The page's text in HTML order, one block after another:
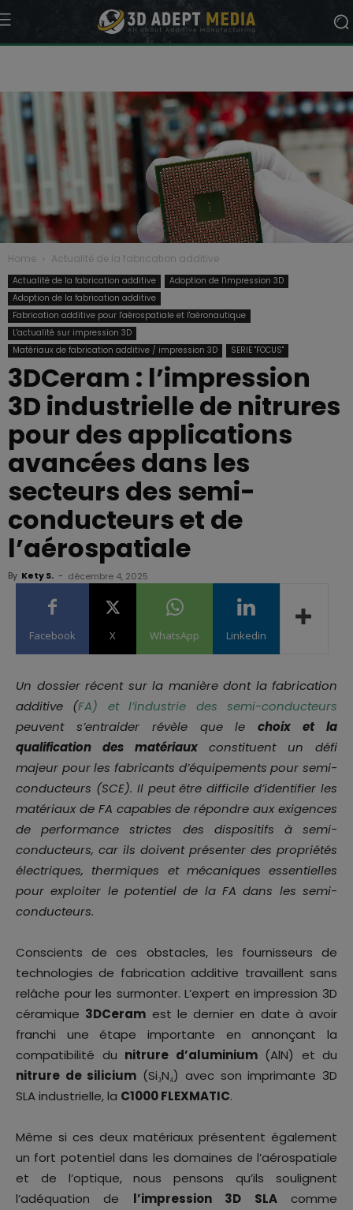
Home Actualité de la fabrication additive
Actualité de la fabrication additive
Adoption de l'impression 3D
Adoption de la fabrication additive
Fabrication additive pour l'aérospatiale et l'aéronautique
L'actualité sur impression 3D
Matériaux de fabrication additive / impression 3D
SERIE "FOCUS"
3DCeram : l’impression
3D industrielle de nitrures
pour des applications
avancées dans les
secteurs des semi-
conducteurs et de
l’aérospatiale
By Kety S. - décembre 4, 2025
Facebook X WhatsApp Linkedin
Un dossier récent sur la manière dont la fabrication
additive (FA) et l’industrie des semi-conducteurs
peuvent s’entraider révèle que lechoix et la
qualification des matériauxconstituent un défi
majeur pour les fabricants d’équipements pour semi-
conducteurs (SCE). Il peut être difficile d’identifier les
matériaux de FA capables de répondre aux exigences
de performance strictes des dispositifs à semi-
conducteurs, car ils doivent présenter des propriétés
électriques, thermiques et mécaniques essentielles
pour exploiter le potentiel de la FA dans les semi-
conducteurs.
Conscients de ces obstacles, les fournisseurs de
technologies de fabrication additive travaillent sans
relâche pour les surmonter. L’expert en impression 3D
céramique 3DCeram est le dernier en date à avoir
franchi une étape importante en annonçant la
compatibilité du nitrure d’aluminium(AlN) et du
nitrure de silicium (Si₃N₄) avec son imprimante 3D
SLA industrielle, la C1000 FLEXMATIC.
Même si ces deux matériaux présentent également
un fort potentiel dans les domaines de l’aérospatiale
et de l’optique, nous pensons qu’ils soulignent
l’adéquation de l’impression 3D SLAcomme